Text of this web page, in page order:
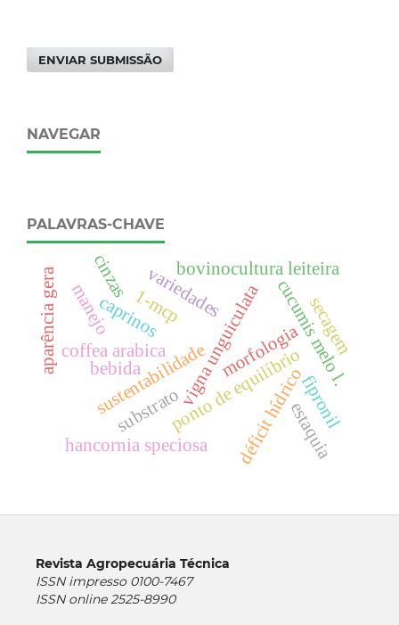
ENVIAR SUBMISSÃO
NAVEGAR
PALAVRAS-CHAVE
caprinos vigna unguiculata
sustentabilidade
coffea arabicaponto de equilíbrio
bovinocultura leiteira
aparência gera 1-mcp
hancornia speciosa
morfologia
déficit hídrico
cucumis melo l.
variedades
fipronil
manejo secagem
cinzas
substrato estaquia
bebida
Revista Agropecuária Técnica
ISSN impresso 0100-7467
ISSN online 2525-8990